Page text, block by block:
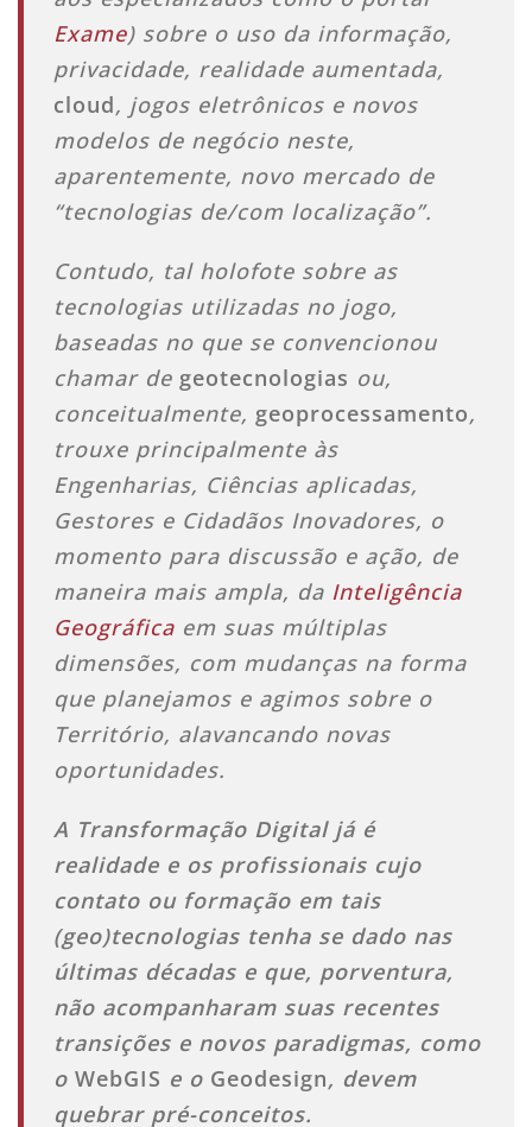
Exame) sobre o uso da informação,
privacidade, realidade aumentada,
cloud, jogos eletrônicos e novos
modelos de negócio neste,
aparentemente, novo mercado de
“tecnologias de/com localização”.
Contudo, tal holofote sobre as
tecnologias utilizadas no jogo,
baseadas no que se convencionou
chamar de geotecnologias ou,
conceitualmente, geoprocessamento,
trouxe principalmente às
Engenharias, Ciências aplicadas,
Gestores e Cidadãos Inovadores, o
momento para discussão e ação, de
maneira mais ampla, da Inteligência
Geográfica em suas múltiplas
dimensões, com mudanças na forma
que planejamos e agimos sobre o
Território, alavancando novas
oportunidades.
A Transformação Digital já é
realidade e os profissionais cujo
contato ou formação em tais
(geo)tecnologias tenha se dado nas
últimas décadas e que, porventura,
não acompanharam suas recentes
transições e novos paradigmas, como
o WebGIS e o Geodesign, devem
quebrar pré-conceitos.